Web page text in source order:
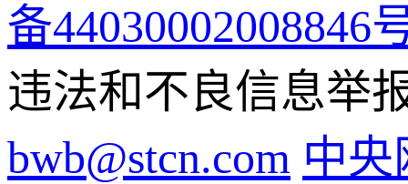
备44030002008846
违法和不良信息举
bwb@stcn.com 中